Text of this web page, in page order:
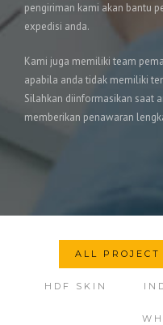
pengiriman kami akan bantu
expedisi anda.
Kami juga memiliki team
apabila anda tidak memiliki
Silahkan diinformasikan saat
memberikan penawaran
ALL PROJECT
HDF SKIN